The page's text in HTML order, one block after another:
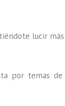
lucir
por temas